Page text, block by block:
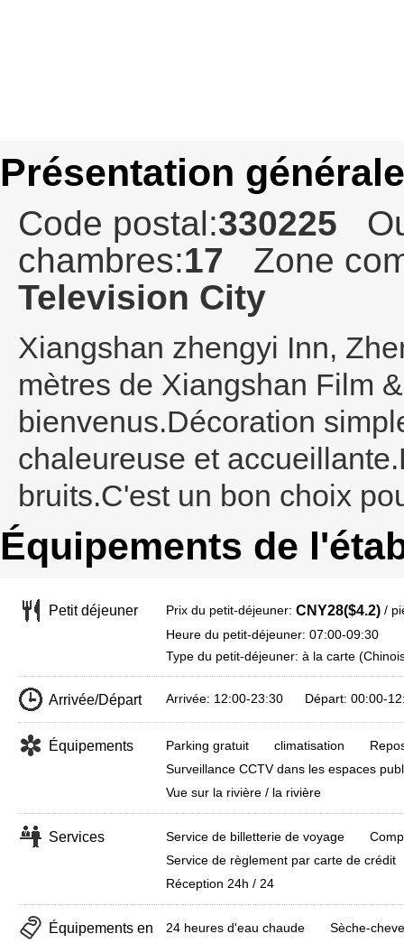
Présentation générale
Code postal:330225
chambres:17
Zone
Television City
Xiangshan zhengyi Inn,
mètres de Xiangshan Film
bienvenus.Décoration
chaleureuse et
bruits.C'est un bon choix
Équipements de
Petit déjeuner Prix du petit-déjeuner: CNY28($4.2) /
Heure du petit-déjeuner: 07:00-09:30
Type du petit-déjeuner: à la carte
Arrivée/Départ Arrivée: 12:00-23:30 Départ: 00:00-
Équipements Parking gratuit climatisation
Surveillance CCTV dans les espaces
Vue sur la rivière / la rivière
Services Service de billetterie de voyage
Service de règlement par carte de crédit
Réception 24h / 24
Équipements en
24 heures d'eau chaude
Sèche-